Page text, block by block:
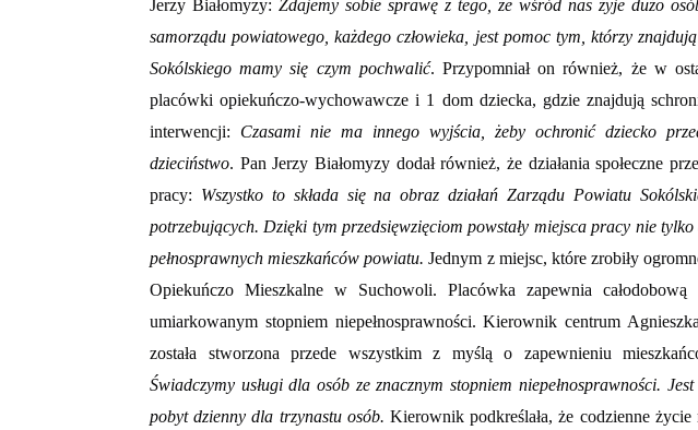
Jerzy Białomyzy: Zdajemy sobie sprawę z tego, że wśród nas żyje dużo
samorządu powiatowego, każdego człowieka, jest pomoc tym, którzy
Sokólskiego mamy się czym pochwalić. Przypomniał on również, że w
placówki opiekuńczo-wychowawcze i 1 dom dziecka, gdzie znajdują
interwencji: Czasami nie ma innego wyjścia, żeby ochronić dziecko
dzieciństwo. Pan Jerzy Białomyzy dodał również, że działania społeczne
pracy: Wszystko to składa się na obraz działań Zarządu Powiatu
potrzebujących. Dzięki tym przedsięwzięciom powstały miejsca pracy nie
pełnosprawnych mieszkańców powiatu.Jednym z miejsc, które zrobiły
Opiekuńczo Mieszkalne w Suchowoli. Placówka zapewnia
umiarkowanym stopniem niepełnosprawności. Kierownik centrum
została stworzona przede wszystkim z myślą o zapewnieniu
Świadczymy usługi dla osób ze znacznym stopniem niepełnosprawności.
pobyt dzienny dla trzynastu osób. Kierownik podkreślała, że codzienne